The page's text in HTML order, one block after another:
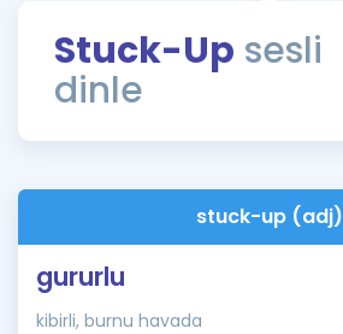
Rehberlik Aracı
ÖSYM Sınav Takvimi
İngilizce Gramer
Stuck-Up sesli
dinle
stuck-up (adj)
gururlu
kibirli, burnu havada